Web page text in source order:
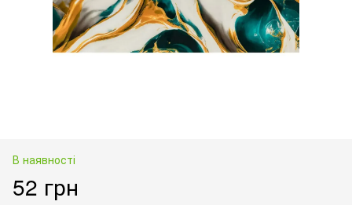
В наявності
52 грн